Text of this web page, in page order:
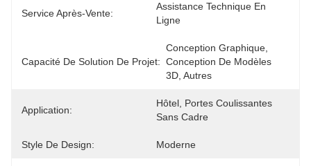
Service Après-Vente:
Assistance Technique En
Ligne
Capacité De Solution De Projet:
Conception Graphique,
Conception De Modèles
3D, Autres
Application:
Hôtel, Portes Coulissantes
Sans Cadre
Style De Design: Moderne